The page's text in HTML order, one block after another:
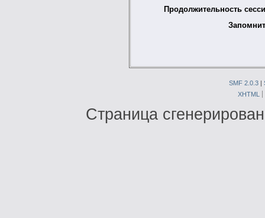
Продолжительность
SMF 2.0.3|
XHTML
Страница